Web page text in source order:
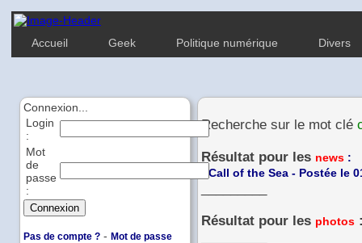
Accueil Geek Politique numérique Divers
Connexion...
Login
:
Mot
de
passe
:
Pas de compte ? - Mot de passe
Recherche sur le mot clé
Résultat pour les news :
Call of the Sea - Postée le
Résultat pour les photos